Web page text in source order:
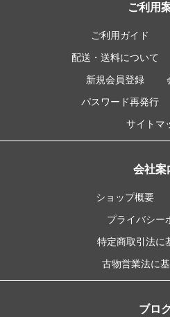
ご利用
ご利用ガイド
配送・送料について
新規会員登録
パスワード再発行
サイトマ
会社案
ショップ概要
プライバシー
特定商取引法に
古物営業法に
ブロ